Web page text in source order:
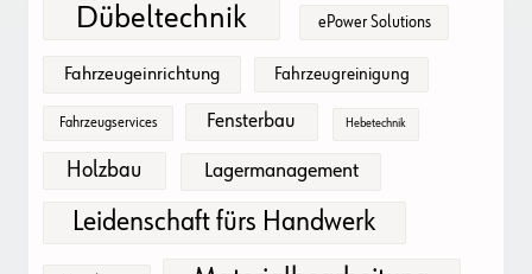
Dübeltechnik
ePower Solutions
Fahrzeugeinrichtung Fahrzeugreinigung
Fahrzeugservices Fensterbau Hebetechnik
Holzbau Lagermanagement
Leidenschaft fürs Handwerk